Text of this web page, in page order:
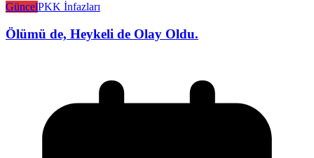
GüncelPKK İnfazları
Ölümü de, Heykeli de Olay Oldu.